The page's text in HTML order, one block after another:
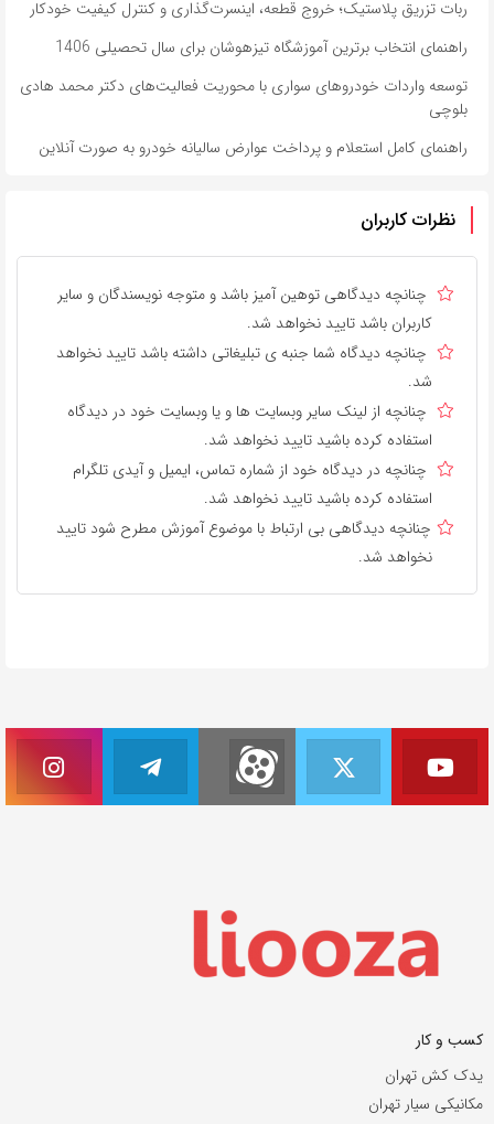
ربات تزریق پلاستیک؛ خروج قطعه، اینسرت‌گذاری و کنترل کیفیت خودکار
راهنمای انتخاب برترین آموزشگاه تیزهوشان برای سال تحصیلی 1406
توسعه واردات خودروهای سواری با محوریت فعالیت‌های دکتر محمد هادی
بلوچی
راهنمای کامل استعلام و پرداخت عوارض سالیانه خودرو به صورت آنلاین
نظرات کاربران
چنانچه دیدگاهی توهین آمیز باشد و متوجه نویسندگان و سایر
کاربران باشد تایید نخواهد شد.
چنانچه دیدگاه شما جنبه ی تبلیغاتی داشته باشد تایید نخواهد
شد.
چنانچه از لینک سایر وبسایت ها و یا وبسایت خود در دیدگاه
استفاده کرده باشید تایید نخواهد شد.
چنانچه در دیدگاه خود از شماره تماس، ایمیل و آیدی تلگرام
استفاده کرده باشید تایید نخواهد شد.
چنانچه دیدگاهی بی ارتباط با موضوع آموزش مطرح شود تایید
نخواهد شد.
کسب و کار
یدک کش تهران
مکانیکی سیار تهران